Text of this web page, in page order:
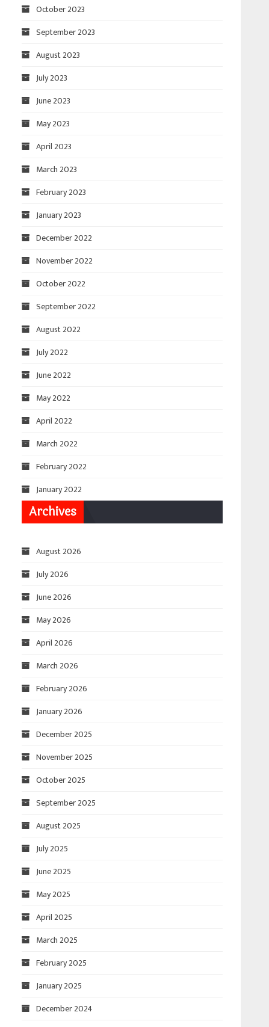
October 2023
September 2023
August 2023
July 2023
June 2023
May 2023
April 2023
March 2023
February 2023
January 2023
December 2022
November 2022
October 2022
September 2022
August 2022
July 2022
June 2022
May 2022
April 2022
March 2022
February 2022
January 2022
Archives
August 2026
July 2026
June 2026
May 2026
April 2026
March 2026
February 2026
January 2026
December 2025
November 2025
October 2025
September 2025
August 2025
July 2025
June 2025
May 2025
April 2025
March 2025
February 2025
January 2025
December 2024